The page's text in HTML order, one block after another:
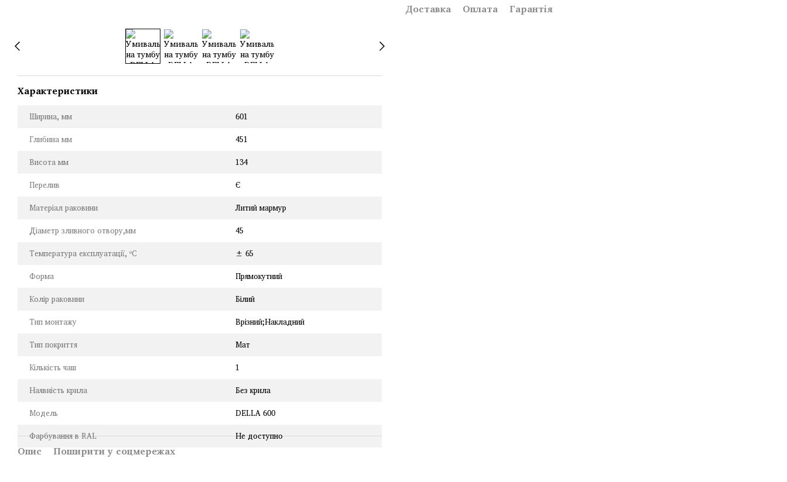
Характеристики
Ширина, мм
601
Глибина мм
451
Висота мм
134
Перелив
Є
Матеріал раковини
Литий мармур
Діаметр зливного отвору,мм
45
Температура експлуатації, ºC
± 65
Форма
Прямокутний
Колір раковини
Білий
Тип монтажу
Врізний;Накладний
Тип покриття
Мат
Кількість чаш
1
Наявність крила
Без крила
Модель
DELLA 600
Фарбування в RAL
Не доступно
Опис Поширити у соцмережах
Доставка Оплата Гарантія